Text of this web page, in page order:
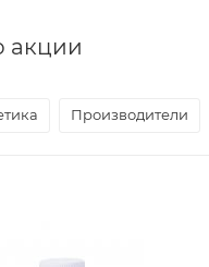
акции
Производители